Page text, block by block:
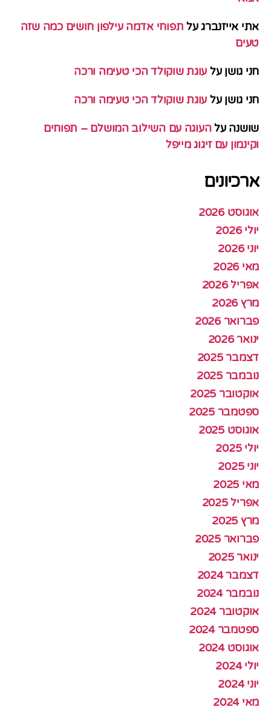
אתי אייזנברגעל תפוחי אדמה עילפון חושים כמה שזה
טעים
חני גושן על עוגת שוקולד הכי טעימה ורכה
חני גושן על עוגת שוקולד הכי טעימה ורכה
שושנה עלהעוגה עם השילוב המושלם – תפוחים
וקינמון עם זיגוג מייפל
ארכיונים
אוגוסט 2026
יולי 2026
יוני 2026
מאי 2026
אפריל 2026
מרץ 2026
פברואר 2026
ינואר 2026
דצמבר 2025
נובמבר 2025
אוקטובר 2025
ספטמבר 2025
אוגוסט 2025
יולי 2025
יוני 2025
מאי 2025
אפריל 2025
מרץ 2025
פברואר 2025
ינואר 2025
דצמבר 2024
נובמבר 2024
אוקטובר 2024
ספטמבר 2024
אוגוסט 2024
יולי 2024
יוני 2024
מאי 2024